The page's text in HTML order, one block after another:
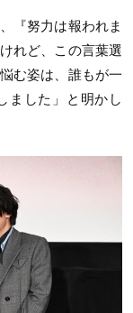
『努力は報われま
れど、この言葉選
む姿は、誰もが一
ました」と明かし